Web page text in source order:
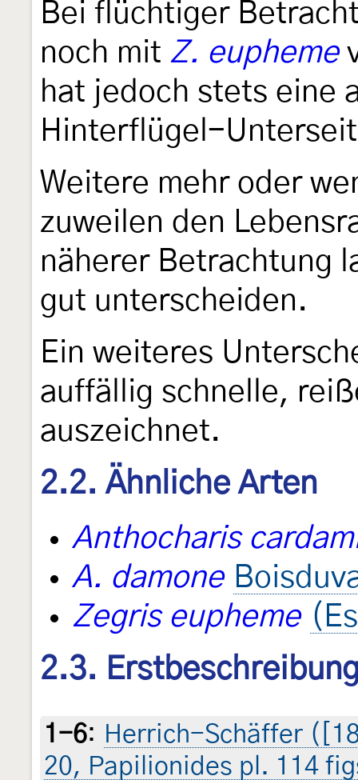
Bei flüchtiger
noch mit Z. eupheme
hat jedoch stets eine
Hinterflügel-
Weitere mehr oder
zuweilen den
näherer Betrachtung
gut unterscheiden.
Ein weiteres
auffällig schnelle,
auszeichnet.
2.2. Ähnliche Arten
Anthocharis
A. damone
Zegris eupheme
2.3.
1-6: Herrich-Schäffer
20, Papilionides pl. 114